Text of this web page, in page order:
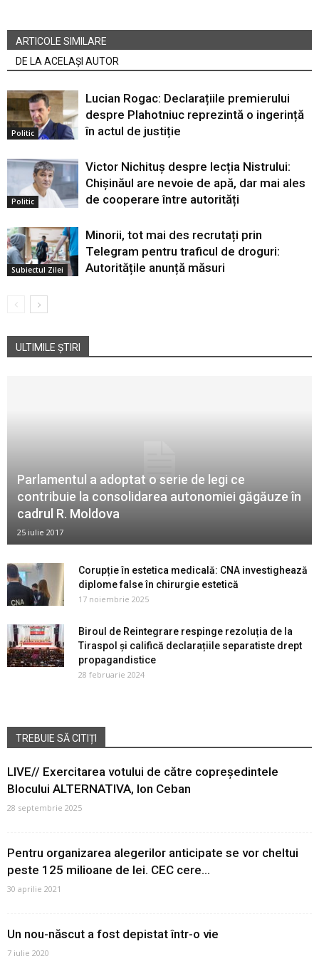
ARTICOLE SIMILARE
DE LA ACELAȘI AUTOR
Politic
Lucian Rogac: Declarațiile premierului
despre Plahotniuc reprezintă o ingerință
în actul de justiție
Politic
Victor Nichituș despre lecția Nistrului:
Chișinăul are nevoie de apă, dar mai ales
de cooperare între autorități
Subiectul Zilei
Minorii, tot mai des recrutați prin
Telegram pentru traficul de droguri:
Autoritățile anunță măsuri
ULTIMILE ȘTIRI
Parlamentul a adoptat o serie de legi ce
contribuie la consolidarea autonomiei găgăuze în
cadrul R. Moldova
25 iulie 2017
Corupție în estetica medicală: CNA investighează
diplome false în chirurgie estetică
17 noiembrie 2025
Biroul de Reintegrare respinge rezoluția de la
Tiraspol și califică declarațiile separatiste drept
propagandistice
28 februarie 2024
TREBUIE SĂ CITIȚI
LIVE// Exercitarea votului de către copreședintele
Blocului ALTERNATIVA, Ion Ceban
28 septembrie 2025
Pentru organizarea alegerilor anticipate se vor cheltui
peste 125 milioane de lei. CEC cere...
30 aprilie 2021
Un nou-născut a fost depistat într-o vie
7 iulie 2020